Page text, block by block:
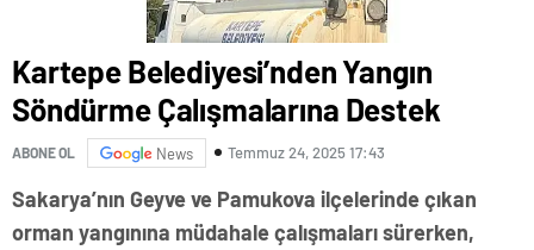
Kartepe Belediyesi’nden Yangın
Söndürme Çalışmalarına Destek
ABONE OL News Temmuz 24, 2025 17:43
Sakarya’nın Geyve ve Pamukova ilçelerinde çıkan
orman yangınına müdahale çalışmaları sürerken,